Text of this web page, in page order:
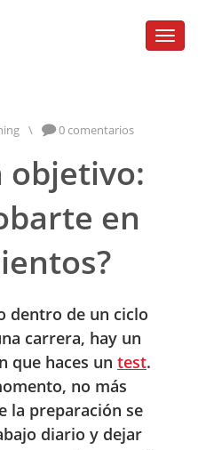
\ 0 comentarios
objetivo:
en
dentro de un ciclo
carrera, hay un
que haces un test.
no más
la preparación se
diario y dejar